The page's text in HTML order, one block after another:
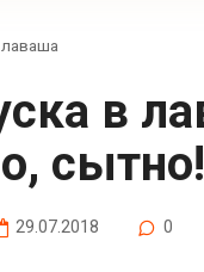
сытно!
29.07.2018 0